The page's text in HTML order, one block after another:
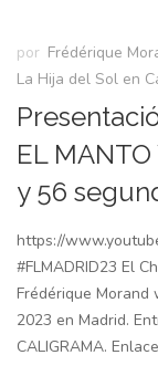
por Frédérique
La Hija del Sol en
EL
y 56
https://
#FLMADRID23 El
Frédérique Morand
2023 en Madrid.
CALIGRAMA.